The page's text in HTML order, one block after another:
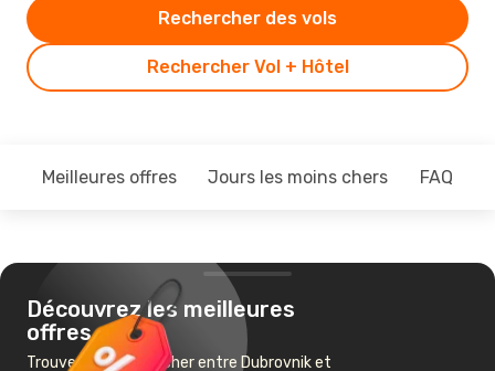
Rechercher Vol + Hôtel
Rechercher des vols
Meilleures offres Jours les moins chers FAQ
Découvrez les meilleures
offres
Trouvez un vol pas cher entre Dubrovnik et